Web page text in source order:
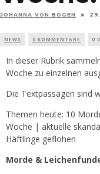
JOHANNA VON BOGEN
NEWS 0 KOMMENTARE 0
In dieser Rubrik
Woche zu einzelnen
Die Textpassagen sind
Themen heute: 10
Woche | aktuelle
Häftlinge geflohen
Morde &